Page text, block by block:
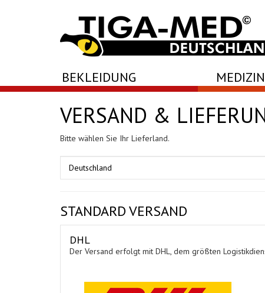
BEKLEIDUNG
VERSAND &
Bitte wählen Sie Ihr Lieferland.
STANDARD VERSAND
DHL
Der Versand erfolgt mit DHL, dem größten